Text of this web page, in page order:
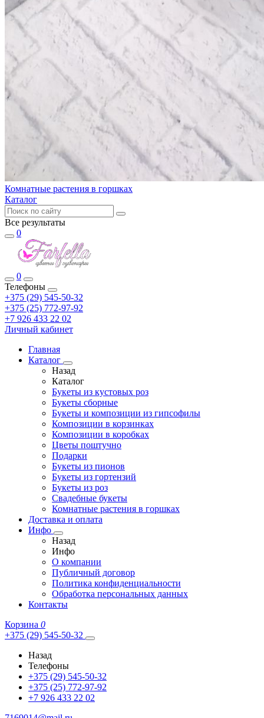
Комнатные растения в горшках
Каталог
Все результаты
0
0
Телефоны
+375 (29) 545-50-32
+375 (25) 772-97-92
+7 926 433 22 02
Личный кабинет
Главная
Каталог
Назад
Каталог
Букеты из кустовых роз
Букеты сборные
Букеты и композиции из гипсофилы
Композиции в корзинках
Композиции в коробках
Цветы поштучно
Подарки
Букеты из пионов
Букеты из гортензий
Букеты из роз
Свадебные букеты
Комнатные растения в горшках
Доставка и оплата
Инфо
Назад
Инфо
О компании
Публичный договор
Политика конфиденциальности
Обработка персональных данных
Контакты
Корзина 0
+375 (29) 545-50-32
Назад
Телефоны
+375 (29) 545-50-32
+375 (25) 772-97-92
+7 926 433 22 02